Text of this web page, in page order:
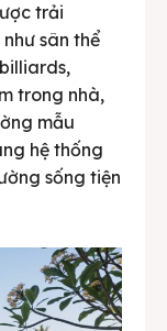
trải
sân thể
trong nhà,
mẫu
hệ thống
sống tiện